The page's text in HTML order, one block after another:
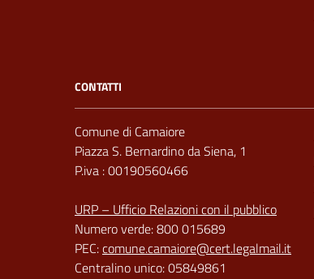
CONTATTI
Comune di Camaiore
Piazza S. Bernardino da Siena, 1
P.iva : 00190560466
URP – Ufficio Relazioni con il pubblico
Numero verde: 800 015689
PEC:comune.camaiore@cert.legalmail.it
Centralino unico: 05849861